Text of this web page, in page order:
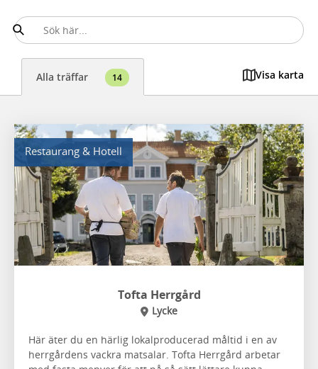
Alla träffar 14 Visa karta
Restaurang & Hotell
Tofta Herrgård
Lycke
Här äter du en härlig lokalproducerad måltid i en av
herrgårdens vackra matsalar. Tofta Herrgård arbetar